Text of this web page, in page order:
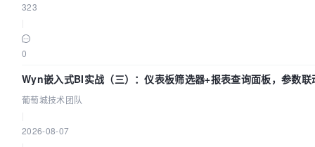
323
0
Wyn嵌入式BI实战（三）：仪表板筛选器+报表查询面板，参数联
葡萄城技术团队
2026-08-07